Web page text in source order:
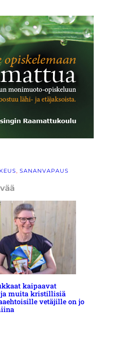
, SANANVAPAUS
kaipaavat
muita kristillisiä
vetäjille on jo